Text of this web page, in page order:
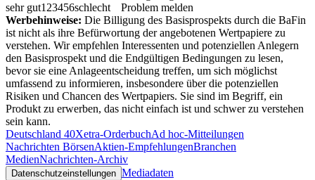
sehr gut1 23456schlecht
Problem melden
Werbehinweise: Die Billigung des Basisprospekts durch die BaFin
ist nicht als ihre Befürwortung der angebotenen Wertpapiere zu
verstehen. Wir empfehlen Interessenten und potenziellen Anlegern
den Basisprospekt und die Endgültigen Bedingungen zu lesen,
bevor sie eine Anlageentscheidung treffen, um sich möglichst
umfassend zu informieren, insbesondere über die potenziellen
Risiken und Chancen des Wertpapiers. Sie sind im Begriff, ein
Produkt zu erwerben, das nicht einfach ist und schwer zu verstehen
sein kann.
Deutschland 40Xetra-OrderbuchAd hoc-Mitteilungen
Nachrichten BörsenAktien-EmpfehlungenBranchen
MedienNachrichten-Archiv
Datenschutzeinstellungen Mediadaten